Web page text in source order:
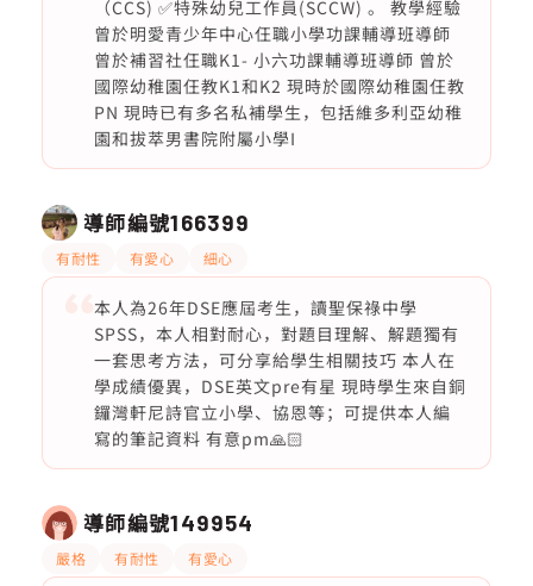
（CCS) ✅特殊幼兒工作員(SCCW) 。 教學經驗
曾於明愛青少年中心仼職小學功課輔導班導師
曾於補習社仼職K1- 小六功課輔導班導師 曾於
國際幼稚園仼教K1和K2 現時於國際幼稚園仼教
PN 現時已有多名私補學生，包括維多利亞幼稚
園和拔萃男書院附屬小學I
導師編號166399
有耐性 有愛心 細心
本人為26年DSE應屆考生，讀聖保祿中學
SPSS，本人相對耐心，對題目理解、解題獨有
一套思考方法，可分享給學生相關技巧 本人在
學成績優異，DSE英文pre有星 現時學生來自銅
鑼灣軒尼詩官立小學、協恩等；可提供本人編
寫的筆記資料 有意pm🙏🏻
導師編號149954
嚴格 有耐性 有愛心